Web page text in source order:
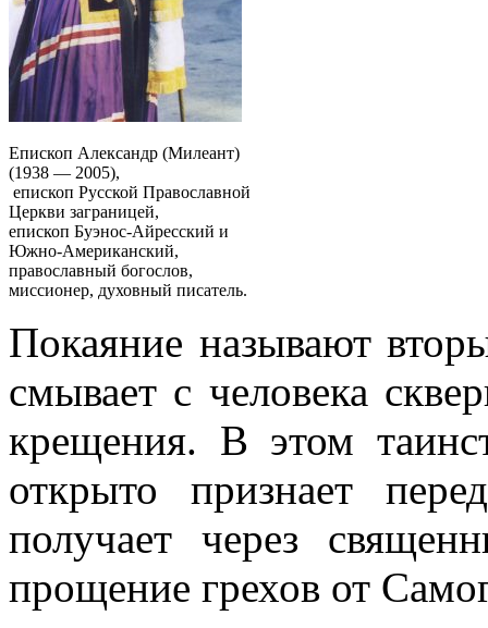
Епископ Александр (Милеант)
(1938 — 2005),
епископ Русской Православной
Церкви заграницей,
епископ Буэнос-Айресский и
Южно-Американский,
православный богослов,
миссионер, духовный писатель.
Покаяние называют
смывает с человека
крещения. В этом
открыто признает
получает через
прощение грехов от